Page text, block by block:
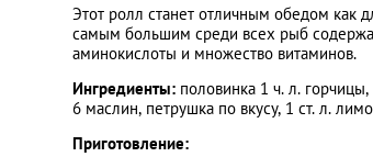
Этот ролл станет отличным обедом как
самым большим среди всех рыб
аминокислоты и множество витаминов.
Ингредиенты: половинка 1 ч. л.
6 маслин, петрушка по вкусу, 1 ст. л.
Приготовление: